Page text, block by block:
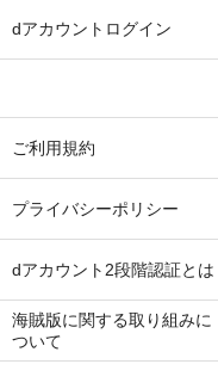
dアカウントログイン
ご利用規約
プライバシーポリシー
dアカウント2段階認証とは
海賊版に関する取り組みに
ついて